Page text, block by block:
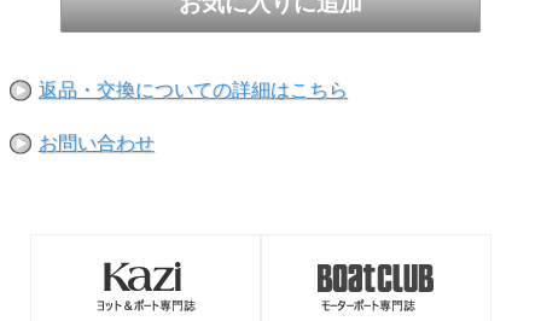
返品・交換についての詳細はこちら
お問い合わせ